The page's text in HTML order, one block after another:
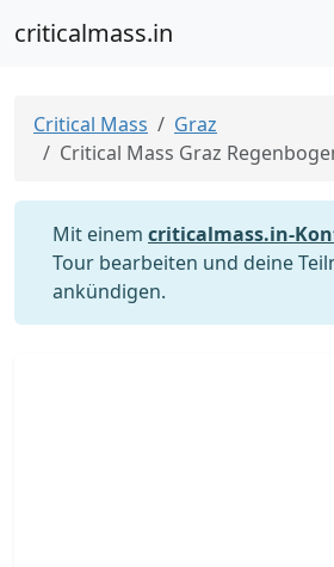
criticalmass.in
Critical Mass
Graz
Critical Mass Graz
Mit einem criticalmass.in-
Tour bearbeiten und deine
ankündigen.